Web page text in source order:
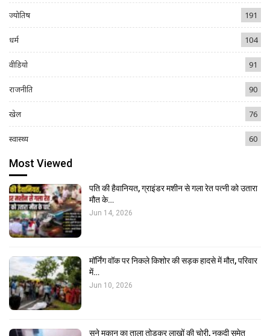
ज्योतिष 191
धर्म 104
वीडियो 91
राजनीति 90
खेल 76
स्वास्थ्य 60
Most Viewed
पति की हैवानियत, ग्राइंडर मशीन से गला रेत पत्नी को उतारा
मौत के…
Jun 14, 2026
मॉर्निंग वॉक पर निकले किशोर की सड़क हादसे में मौत, परिवार
में…
Jun 10, 2026
सूने मकान का ताला तोड़कर लाखों की चोरी, नकदी समेत